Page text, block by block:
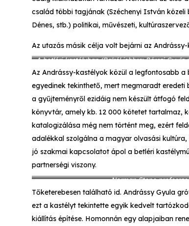
család többi tagjának (Széchenyi István
Dénes, stb.) politikai, művészeti,
Az utazás másik célja volt bejárni az
A betléri kastélyban (Balról jobbra: Bárczi Gyula
Az Andrássy-kastélyok közül a legfontosabb
egyedinek tekinthető, mert megmaradt eredeti
a gyűjteményről ezidáig nem készült átfogó
könyvtár, amely kb. 12 000 kötetet tartalmaz,
katalogizálása még nem történt meg, ezért
adalékkal szolgálna a magyar olvasási
jó szakmai kapcsolatot ápol a betléri
partnerségi viszony.
Norman Stone
Tőketerebesen található id. Andrássy Gyula
ezt a kastélyt tekintette egyik kedvelt
kiállítás építése. Homonnán egy alapjaiban